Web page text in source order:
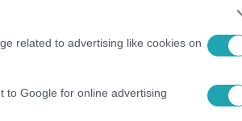
related to advertising like cookies on
to Google for online advertising